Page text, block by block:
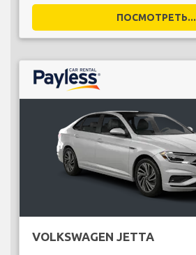
ПОСМОТРЕТЬ...
VOLKSWAGEN JETTA